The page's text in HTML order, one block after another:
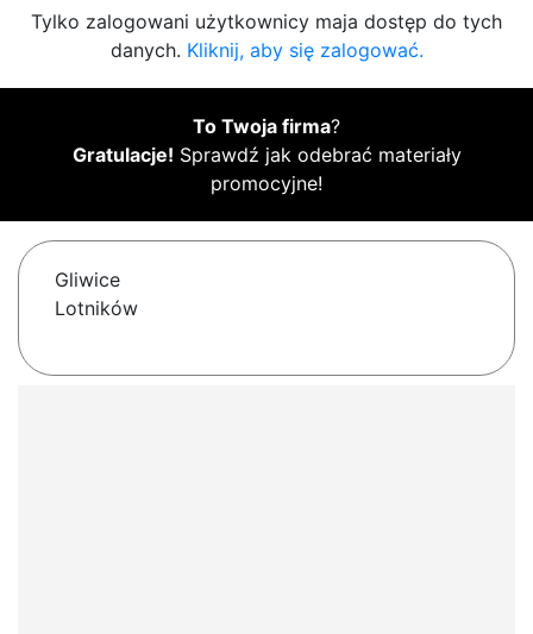
Tylko zalogowani użytkownicy maja dostęp do tych
danych. Kliknij, aby się zalogować.
To Twoja firma?
Gratulacje! Sprawdź jak odebrać materiały
promocyjne!
Gliwice
Lotników